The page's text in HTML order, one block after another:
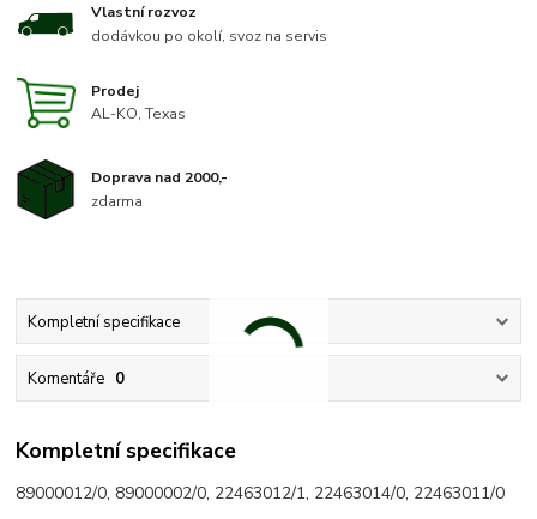
Vlastní rozvoz
dodávkou po okolí, svoz na servis
Prodej
AL-KO, Texas
Doprava nad 2000,-
zdarma
Kompletní specifikace
Komentáře 0
Kompletní specifikace
89000012/0, 89000002/0, 22463012/1, 22463014/0, 22463011/0